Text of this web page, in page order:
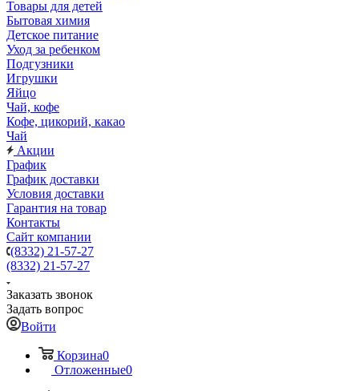
Товары для детей
Бытовая химия
Детское питание
Уход за ребенком
Подгузники
Игрушки
Яйцо
Чай, кофе
Кофе, цикорий, какао
Чай
Акции
График
График доставки
Условия доставки
Гарантия на товар
Контакты
Сайт компании
(8332) 21-57-27
(8332) 21-57-27
Заказать звонок
Задать вопрос
Войти
Корзина0
Отложенные0